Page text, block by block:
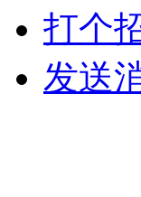
打个
发送